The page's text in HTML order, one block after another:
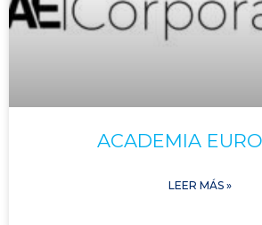
ACADEMIA
LEER MÁS »